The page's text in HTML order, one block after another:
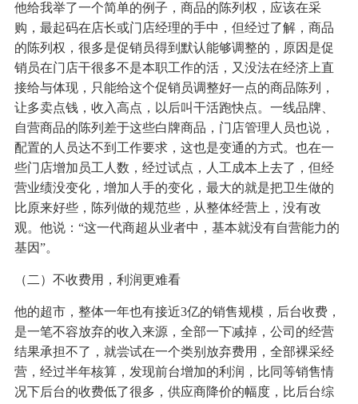
他给我举了一个简单的例子，商品的陈列权，应该在采
购，最起码在店长或门店经理的手中，但经过了解，商品
的陈列权，很多是促销员得到默认能够调整的，原因是促
销员在门店干很多不是本职工作的活，又没法在经济上直
接给与体现，只能给这个促销员调整好一点的商品陈列，
让多卖点钱，收入高点，以后叫干活跑快点。一线品牌、
自营商品的陈列差于这些白牌商品，门店管理人员也说，
配置的人员达不到工作要求，这也是变通的方式。也在一
些门店增加员工人数，经过试点，人工成本上去了，但经
营业绩没变化，增加人手的变化，最大的就是把卫生做的
比原来好些，陈列做的规范些，从整体经营上，没有改
观。他说：“这一代商超从业者中，基本就没有自营能力的
基因”。
（二）不收费用，利润更难看
他的超市，整体一年也有接近3亿的销售规模，后台收费，
是一笔不容放弃的收入来源，全部一下减掉，公司的经营
结果承担不了，就尝试在一个类别放弃费用，全部裸采经
营，经过半年核算，发现前台增加的利润，比同等销售情
况下后台的收费低了很多，供应商降价的幅度，比后台综